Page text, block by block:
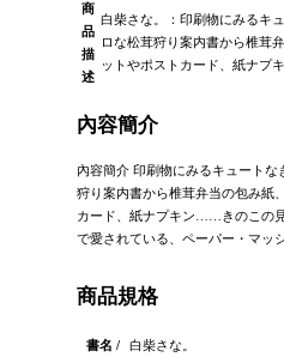
商
品
描
述
白柴さな。：印刷物にみるキ
ロな松茸狩り案内書から椎茸
ットやポストカード、紙ナプ
內容簡介
內容簡介 印刷物にみるキュート
狩り案内書から椎茸弁当の包み紙
カード、紙ナプキン……きのこの
で愛されている、ペーパー・マッ
商品規格
書名 /
白柴さな。